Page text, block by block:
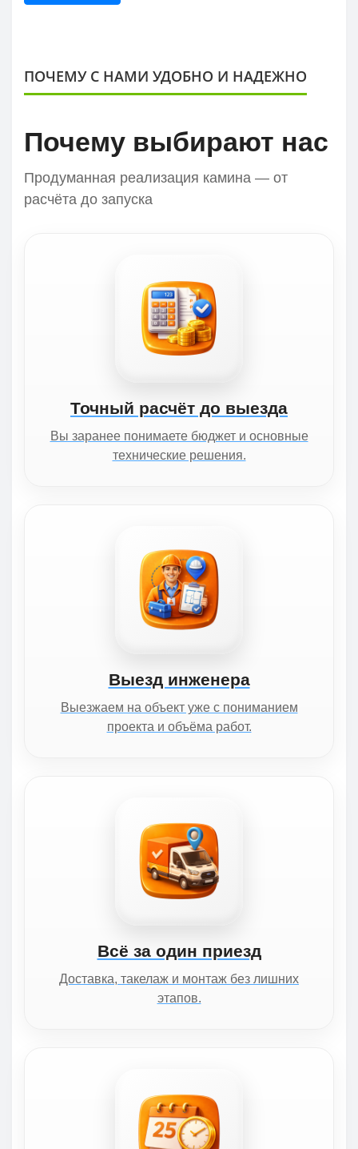
ПОЧЕМУ С НАМИ УДОБНО И НАДЕЖНО
Почему выбирают нас
Продуманная реализация камина — от
расчёта до запуска
Точный расчёт до выезда
Вы заранее понимаете бюджет и основные
технические решения.
Выезд инженера
Выезжаем на объект уже с пониманием
проекта и объёма работ.
Всё за один приезд
Доставка, такелаж и монтаж без лишних
этапов.